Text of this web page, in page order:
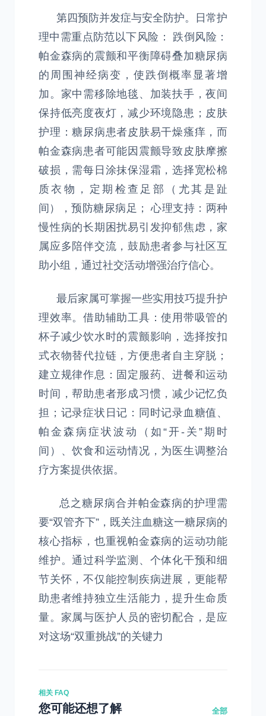
第四预防并发症与安全防护。日常护
理中需重点防范以下风险： 跌倒风险：
帕金森病的震颤和平衡障碍叠加糖尿病
的周围神经病变，使跌倒概率显著增
加。家中需移除地毯、加装扶手，夜间
保持低亮度夜灯，减少环境隐患；皮肤
护理：糖尿病患者皮肤易干燥瘙痒，而
帕金森病患者可能因震颤导致皮肤摩擦
破损，需每日涂抹保湿霜，选择宽松棉
质衣物，定期检查足部（尤其是趾
间），预防糖尿病足； 心理支持：两种
慢性病的长期困扰易引发抑郁焦虑，家
属应多陪伴交流，鼓励患者参与社区互
助小组，通过社交活动增强治疗信心。
最后家属可掌握一些实用技巧提升护
理效率。借助辅助工具：使用带吸管的
杯子减少饮水时的震颤影响，选择按扣
式衣物替代拉链，方便患者自主穿脱；
建立规律作息：固定服药、进餐和运动
时间，帮助患者形成习惯，减少记忆负
担；记录症状日记：同时记录血糖值、
帕金森病症状波动（如“开-关”期时
间）、饮食和运动情况，为医生调整治
疗方案提供依据。
总之糖尿病合并帕金森病的护理需
要“双管齐下”，既关注血糖这一糖尿病的
核心指标，也重视帕金森病的运动功能
维护。通过科学监测、个体化干预和细
节关怀，不仅能控制疾病进展，更能帮
助患者维持独立生活能力，提升生命质
量。家属与医护人员的密切配合，是应
对这场“双重挑战”的关键力
相关 FAQ
您可能还想了解 全部